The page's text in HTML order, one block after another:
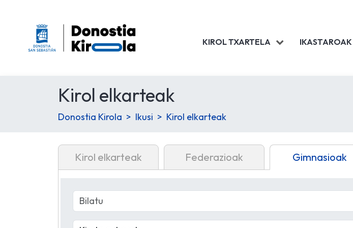
KIROL TXARTELA IKASTAROAK
Kirol elkarteak
Donostia Kirola Ikusi Kirol elkarteak
Kirol elkarteak Federazioak Gimnasioak